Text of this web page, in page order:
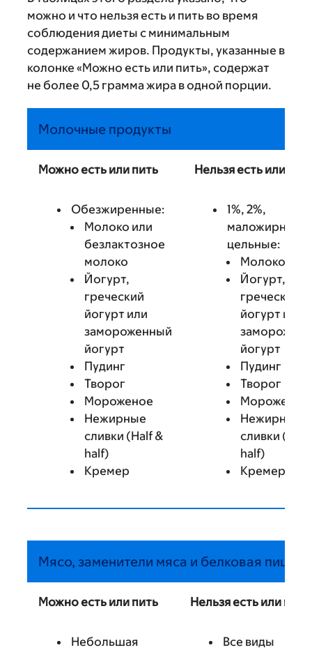
можно и что нельзя есть и пить во время
соблюдения диеты с минимальным
содержанием жиров. Продукты, указанные в
колонке «Можно есть или пить», содержат
не более 0,5 грамма жира в одной порции.
Молочные продукты
Можно есть или пить
Обезжиренные:
Молоко или
безлактозное
молоко
Йогурт,
греческий
йогурт или
замороженный
йогурт
Пудинг
Творог
Мороженое
Нежирные
сливки (Half &
half)
Кремер
Нельзя есть или
1%, 2%,
маложирные
цельные:
Молоко
Йогурт,
греческий
йогурт или
йогурт
Пудинг
Творог
Мороженое
Нежирные
сливки (Half
half)
Кремер
Мясо, заменители мяса и белковая пища
Можно есть или пить
Небольшая
Нельзя есть или пить
Все виды